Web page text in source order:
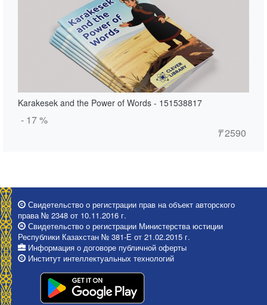
Karakesek and the Power of Words - 151538817
- 17 %
₸2590
Свидетельство о регистрации прав на объект авторского
права № 2348 от 10.11.2016 г.
Свидетельство о регистрации Министерства юстиции
Республики Казахстан № 381-Е от 21.02.2015 г.
Информация о договоре публичной оферты
Институт интеллектуальных технологий